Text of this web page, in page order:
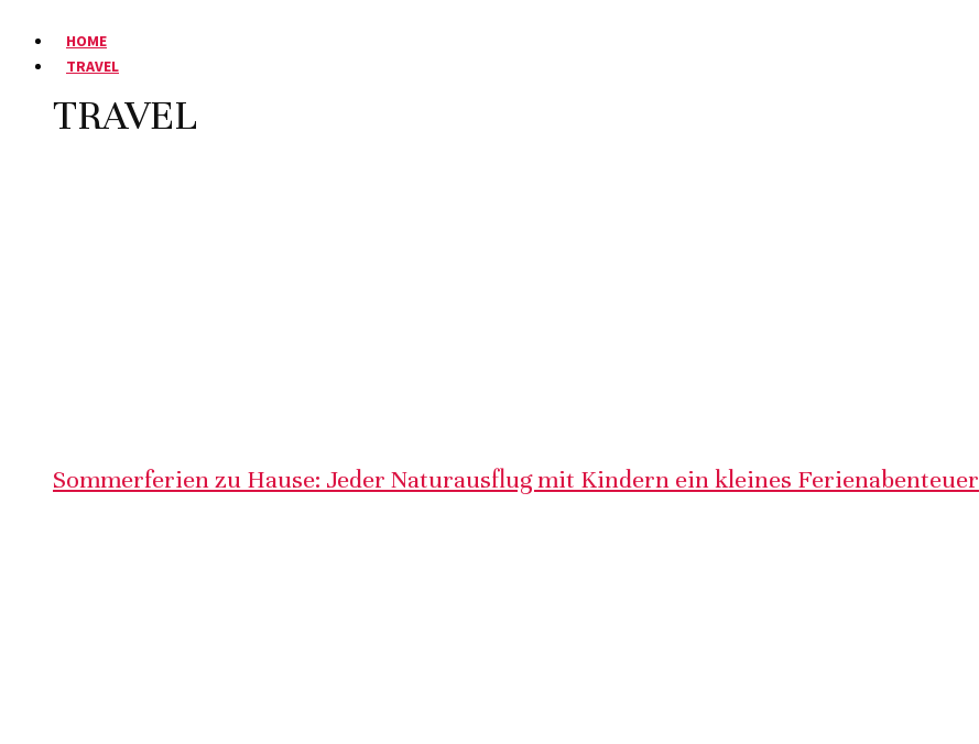
HOME
TRAVEL
TRAVEL
Sommerferien zu Hause: Jeder Naturausflug mit Kindern ein kleines Ferienabenteuer